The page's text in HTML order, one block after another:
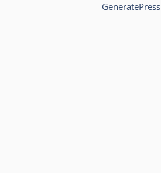
GeneratePress